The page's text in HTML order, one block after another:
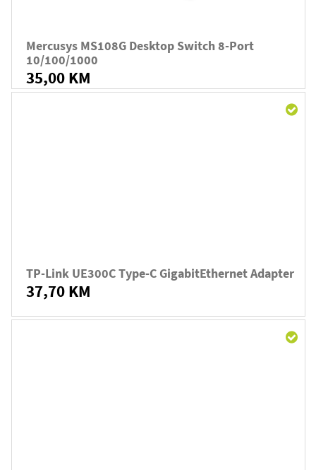
Mercusys MS108G Desktop Switch 8-Port
10/100/1000
35,00 KM
TP-Link UE300C Type-C GigabitEthernet Adapter
37,70 KM